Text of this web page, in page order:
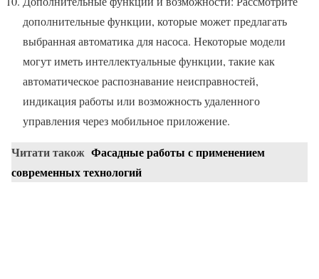
дополнительные функции, которые может предлагать
выбранная автоматика для насоса. Некоторые модели
могут иметь интеллектуальные функции, такие как
автоматическое распознавание неисправностей,
индикация работы или возможность удаленного
управления через мобильное приложение.
Читати також Фасадные работы с применением
современных технологий